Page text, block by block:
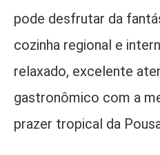
pode desfrutar da
cozinha regional e
relaxado, excelente
gastronômico com a
prazer tropical da